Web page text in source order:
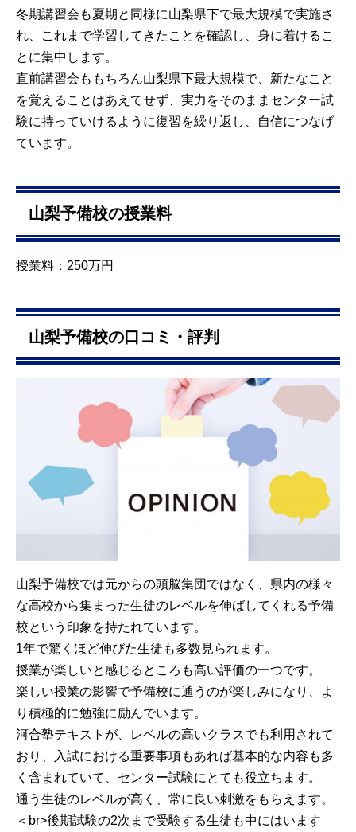
冬期講習会も夏期と同様に山梨県下で最大規模で実施さ
れ、これまで学習してきたことを確認し、身に着けるこ
とに集中します。
直前講習会ももちろん山梨県下最大規模で、新たなこと
を覚えることはあえてせず、実力をそのままセンター試
験に持っていけるように復習を繰り返し、自信につなげ
ています。
山梨予備校の授業料
授業料：250万円
山梨予備校の口コミ・評判
山梨予備校では元からの頭脳集団ではなく、県内の様々
な高校から集まった生徒のレベルを伸ばしてくれる予備
校という印象を持たれています。
1年で驚くほど伸びた生徒も多数見られます。
授業が楽しいと感じるところも高い評価の一つです。
楽しい授業の影響で予備校に通うのが楽しみになり、よ
り積極的に勉強に励んでいます。
河合塾テキストが、レベルの高いクラスでも利用されて
おり、入試における重要事項もあれば基本的な内容も多
く含まれていて、センター試験にとても役立ちます。
通う生徒のレベルが高く、常に良い刺激をもらえます。
＜br>後期試験の2次まで受験する生徒も中にはいます